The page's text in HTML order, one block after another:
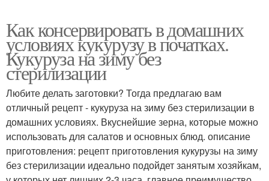
Как консервировать в домашних
условиях кукурузу в початках.
Кукуруза на зиму без
стерилизации
Любите делать заготовки? Тогда предлагаю вам
отличный рецепт - кукуруза на зиму без стерилизации в
домашних условиях. Вкуснейшие зерна, которые можно
использовать для салатов и основных блюд. описание
приготовления: рецепт приготовления кукурузы на зиму
без стерилизации идеально подойдет занятым хозяйкам,